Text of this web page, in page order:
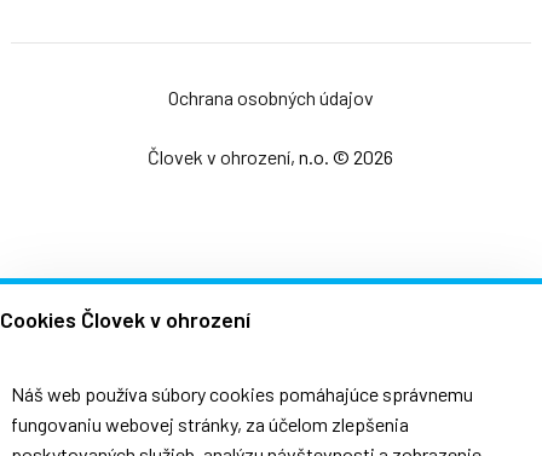
Ochrana osobných údajov
Človek v ohrození, n.o. © 2026
Cookies Človek v ohrození
Náš web používa súbory cookies pomáhajúce správnemu
fungovaniu webovej stránky, za účelom zlepšenia